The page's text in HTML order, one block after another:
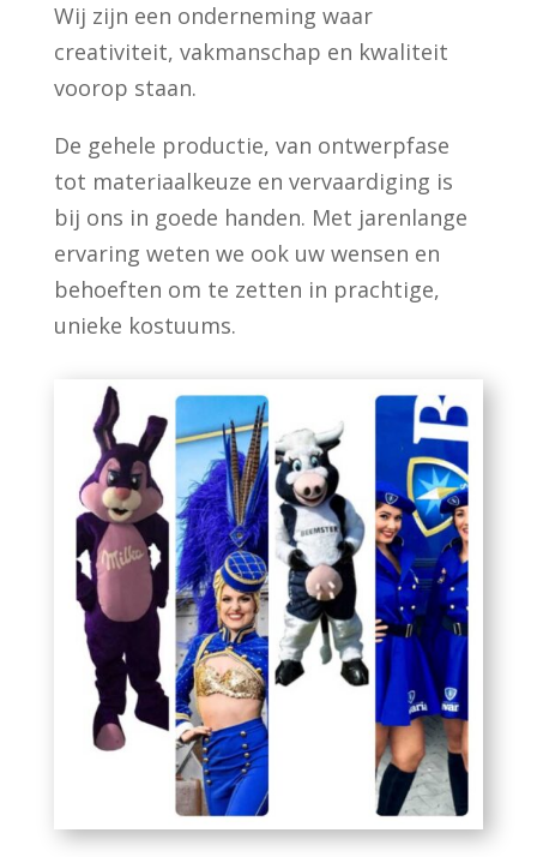
Wij zijn een onderneming waar
creativiteit, vakmanschap en kwaliteit
voorop staan.
De gehele productie, van ontwerpfase
tot materiaalkeuze en vervaardiging is
bij ons in goede handen. Met jarenlange
ervaring weten we ook uw wensen en
behoeften om te zetten in prachtige,
unieke kostuums.